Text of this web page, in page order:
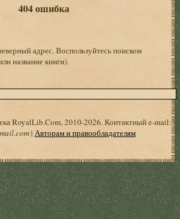
404 ошибка
адрес. Воспользуйтесь поиском
название книги).
RoyalLib.Com, 2010-2026. Контактный e-mail:
| Авторам и правообладателям